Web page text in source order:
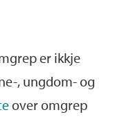
er ikkje
, ungdom- og
over omgrep